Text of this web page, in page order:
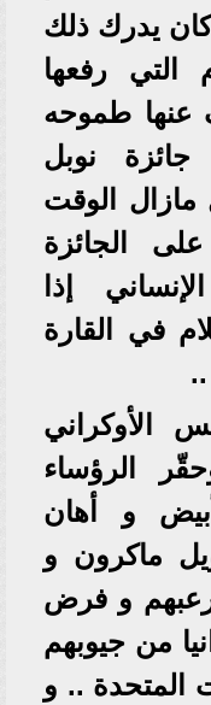
يدرك ذلك
التي رفعها
عنها طموحه
نوبل
الوقت
الجائزة
إذا
في القارة
الأوكراني
الرؤساء
و أهان
ماكرون و
رعبهم و فرض
من جيوبهم
المتحدة .. و